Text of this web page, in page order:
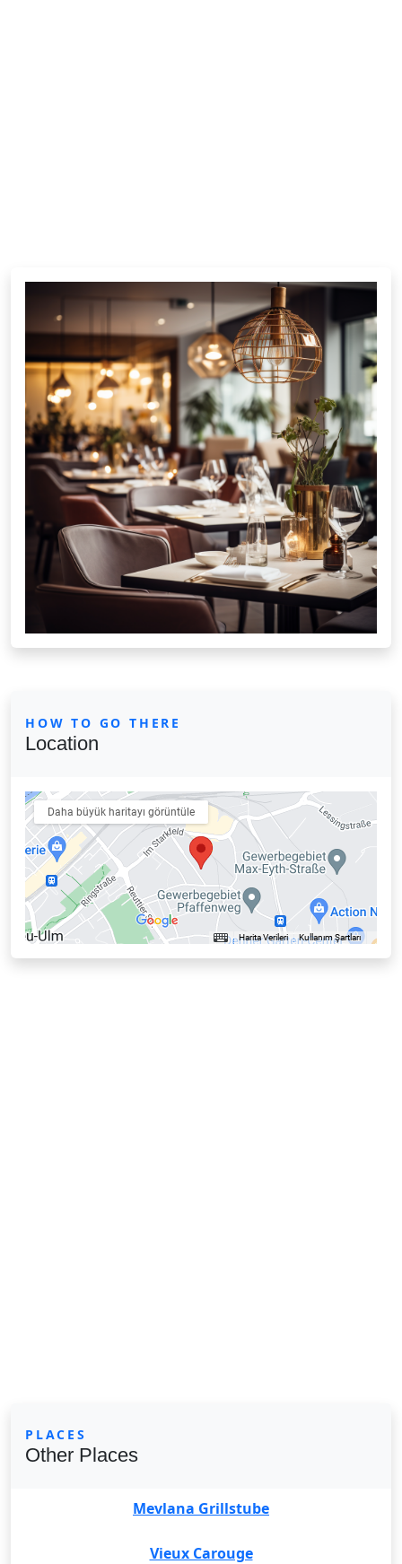
HOW TO GO THERE
Location
PLACES
Other Places
Mevlana Grillstube
Vieux Carouge